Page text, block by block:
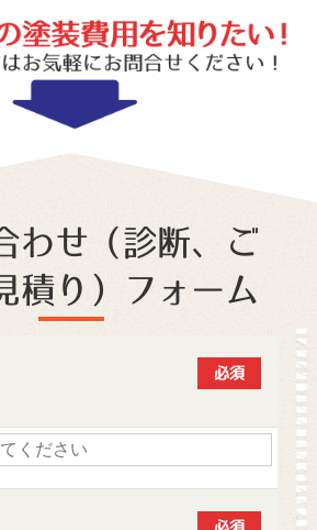
わせ（診断、ご
積り）フォーム
必須
必須